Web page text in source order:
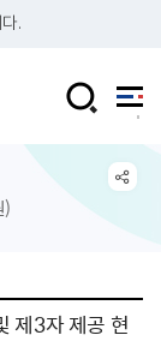
.
)
제3자 제공 현